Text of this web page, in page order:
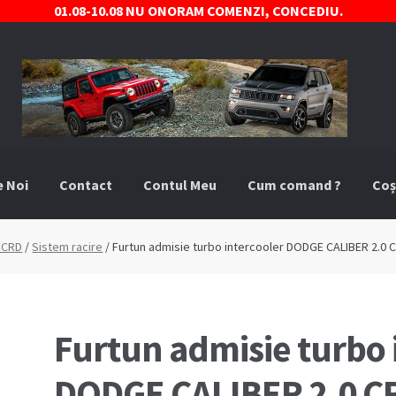
01.08-10.08 NU ONORAM COMENZI, CONCEDIU.
Noi Contact Contul Meu Cum comand ? Coș
?Despre NoiMarci ComercializatePlatăPolitica
/Sistem racire / Furtun admisie turbo intercooler DODGE CALIBER 2.0
Furtun admisie